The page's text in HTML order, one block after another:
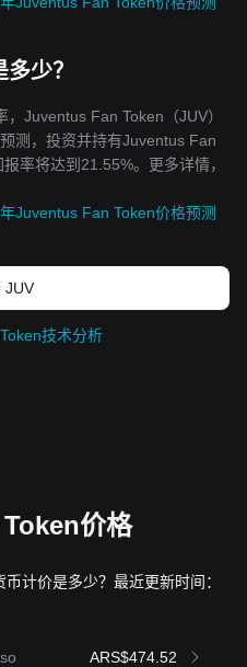
少？
Juventus Fan Token（JUV）
测，投资并持有Juventus Fan
率将达到21.55%。更多详情，
Juventus Fan Token价格预测
JUV
技术分析
价格
计价是多少？最近更新时间：
ARS$474.52